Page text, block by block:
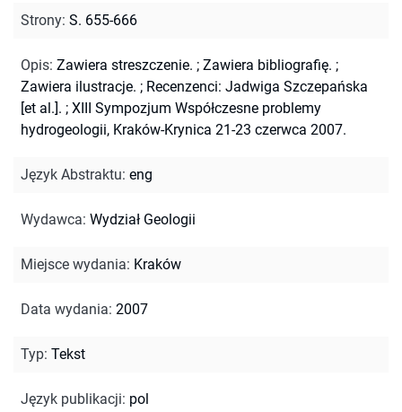
Strony: S. 655-666
Opis: Zawiera streszczenie. ; Zawiera bibliografię. ;
Zawiera ilustracje. ; Recenzenci: Jadwiga Szczepańska
[et al.]. ; XIII Sympozjum Współczesne problemy
hydrogeologii, Kraków-Krynica 21-23 czerwca 2007.
Język Abstraktu: eng
Wydawca: Wydział Geologii
Miejsce wydania: Kraków
Data wydania: 2007
Typ: Tekst
Język publikacji: pol